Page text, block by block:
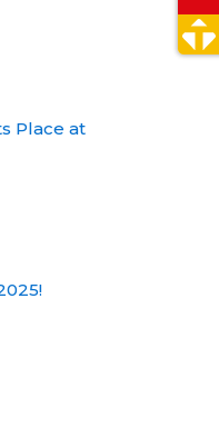
Place at